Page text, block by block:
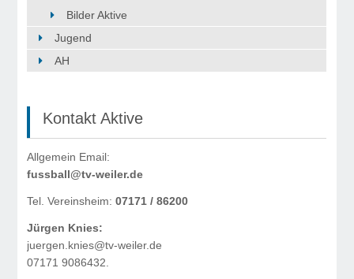
Bilder Aktive
Jugend
AH
Kontakt Aktive
Allgemein Email:
fussball@tv-weiler.de
Tel. Vereinsheim:07171 / 86200
Jürgen Knies:
juergen.knies@tv-weiler.de
07171 9086432.